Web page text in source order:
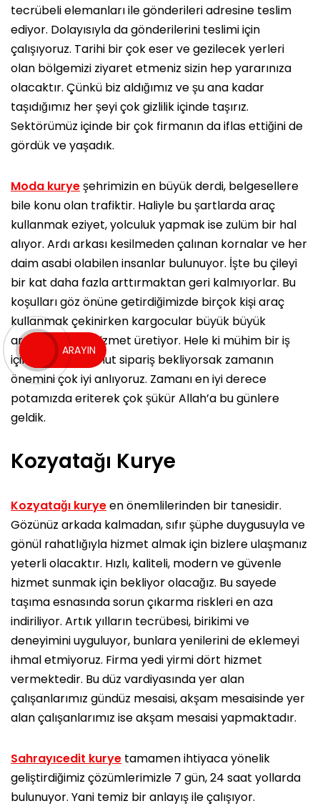
tecrübeli elemanları ile gönderileri adresine teslim
ediyor. Dolayısıyla da gönderilerini teslimi için
çalışıyoruz. Tarihi bir çok eser ve gezilecek yerleri
olan bölgemizi ziyaret etmeniz sizin hep yararınıza
olacaktır. Çünkü biz aldığımız ve şu ana kadar
taşıdığımız her şeyi çok gizlilik içinde taşırız.
Sektörümüz içinde bir çok firmanın da iflas ettiğini de
gördük ve yaşadık.
Moda kuryeşehrimizin en büyük derdi, belgesellere
bile konu olan trafiktir. Haliyle bu şartlarda araç
kullanmak eziyet, yolculuk yapmak ise zulüm bir hal
alıyor. Ardı arkası kesilmeden çalınan kornalar ve her
daim asabi olabilen insanlar bulunuyor. İşte bu çileyi
bir kat daha fazla arttırmaktan geri kalmıyorlar. Bu
koşulları göz önüne getirdiğimizde birçok kişi araç
kullanmak çekinirken kargocular büyük büyük
araçlarla nasıl hizmet üretiyor. Hele ki mühim bir iş
için bir evrak yahut sipariş bekliyorsak zamanın
önemini çok iyi anlıyoruz. Zamanı en iyi derece
potamızda eriterek çok şükür Allah’a bu günlere
geldik.
Kozyatağı Kurye
Kozyatağı kuryeen önemlilerinden bir tanesidir.
Gözünüz arkada kalmadan, sıfır şüphe duygusuyla ve
gönül rahatlığıyla hizmet almak için bizlere ulaşmanız
yeterli olacaktır. Hızlı, kaliteli, modern ve güvenle
hizmet sunmak için bekliyor olacağız. Bu sayede
taşıma esnasında sorun çıkarma riskleri en aza
indiriliyor. Artık yılların tecrübesi, birikimi ve
deneyimini uyguluyor, bunlara yenilerini de eklemeyi
ihmal etmiyoruz. Firma yedi yirmi dört hizmet
vermektedir. Bu düz vardiyasında yer alan
çalışanlarımız gündüz mesaisi, akşam mesaisinde yer
alan çalışanlarımız ise akşam mesaisi yapmaktadır.
Sahrayıcedit kurye tamamen ihtiyaca yönelik
geliştirdiğimiz çözümlerimizle 7 gün, 24 saat yollarda
bulunuyor. Yani temiz bir anlayış ile çalışıyor.
ARAYIN